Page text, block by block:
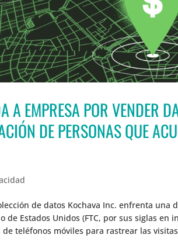
A EMPRESA POR VENDER
DE PERSONAS QUE
de datos Kochava Inc. enfrenta una
de Estados Unidos (FTC, por sus siglas
teléfonos móviles para rastrear las